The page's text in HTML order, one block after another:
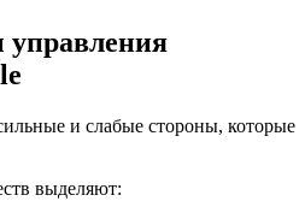
и слабые стороны, которые
выделяют: